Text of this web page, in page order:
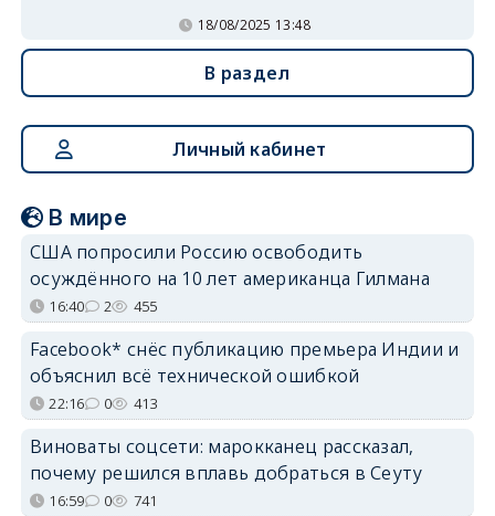
18/08/2025 13:48
В раздел
Личный кабинет
В мире
США попросили Россию освободить
осуждённого на 10 лет американца Гилмана
16:40 2 455
Facebook* снёс публикацию премьера Индии и
объяснил всё технической ошибкой
22:16 0 413
Виноваты соцсети: марокканец рассказал,
почему решился вплавь добраться в Сеуту
16:59 0 741